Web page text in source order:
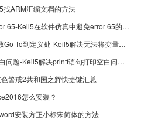
ARM汇编文档的方法
Keil5怎么在软件仿真中避免error 65-Keil5在软件仿真中避免error 65的方法
Keil5怎么解决无法将变量或函数Go To到定义处-Keil5解决无法将变量或函数Go To到定义处的方法
Keil5怎么解决printf语句打印空白问题-Keil5解决printf语句打印空白问题的方法
警戒2共和国之辉快捷键汇总
怎么安装？
安装方正小标宋简体的方法